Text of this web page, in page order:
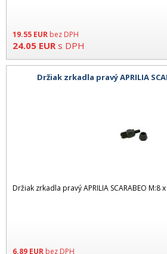
19.55 EUR bez DPH
24.05 EUR s DPH
Držiak zrkadla pravý APRILIA
Držiak zrkadla pravý APRILIA SCARABEO M:8
6.89 EUR bez DPH